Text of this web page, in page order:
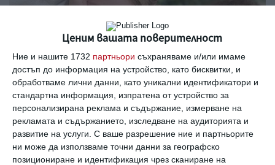
Ценим вашата поверителност
Ние и нашите 1732 партньори съхраняваме и/или имаме
достъп до информация на устройство, като бисквитки, и
обработваме лични данни, като уникални идентификатори и
стандартна информация, изпратена от устройство за
персонализирана реклама и съдържание, измерване на
рекламата и съдържанието, изследване на аудиторията и
развитие на услуги. С ваше разрешение ние и партньорите
ни може да използваме точни данни за географско
позициониране и идентификация чрез сканиране на
Гери, Алекс Ковачев и Лео, който се преви на
зайче. Снимка: Instagram